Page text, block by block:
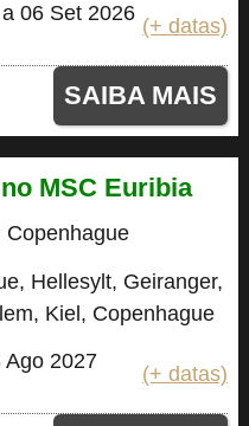
06 Set 2026
(+ datas)
SAIBA MAIS
no MSC Euribia
Copenhague
Hellesylt, Geiranger,
Kiel, Copenhague
Ago 2027
(+ datas)